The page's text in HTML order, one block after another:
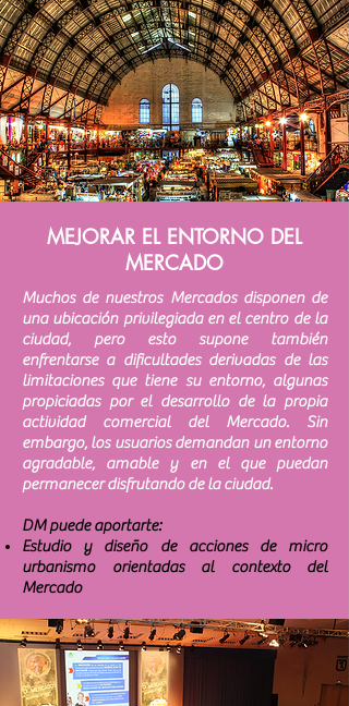
MEJORAR EL ENTORNO DEL
MERCADO
Muchos de nuestros Mercados disponen de
una ubicación privilegiada en el centro de la
ciudad, pero esto supone también
enfrentarse a dificultades derivadas de las
limitaciones que tiene su entorno, algunas
propiciadas por el desarrollo de la propia
actividad comercial del Mercado. Sin
embargo, los usuarios demandan un entorno
agradable, amable y en el que puedan
permanecer disfrutando de la ciudad.
DM puede aportarte:
Estudio y diseño de acciones de micro
urbanismo orientadas al contexto del
Mercado